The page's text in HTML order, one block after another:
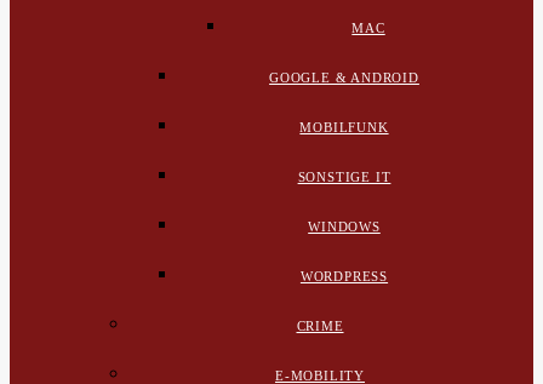
MAC
GOOGLE & ANDROID
MOBILFUNK
SONSTIGE IT
WINDOWS
WORDPRESS
CRIME
E-MOBILITY